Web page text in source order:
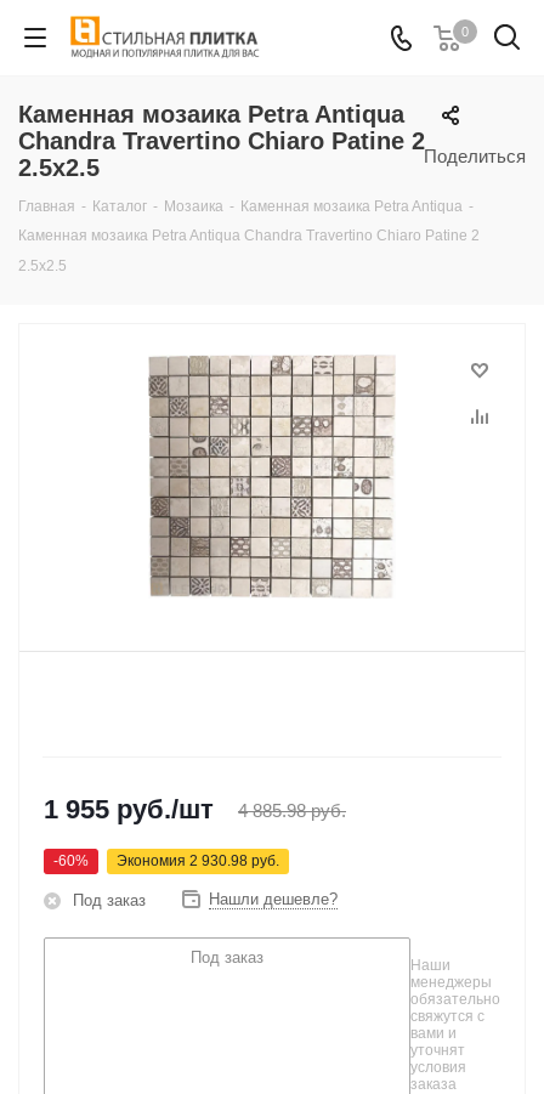
0
Поделиться
Каменная мозаика Petra Antiqua
Chandra Travertino Chiaro Patine 2
2.5x2.5
Главная - Каталог - Мозаика - Каменная мозаика Petra Antiqua -
Каменная мозаика Petra Antiqua Chandra Travertino Chiaro Patine 2
2.5x2.5
1 955 руб./шт 4 885.98руб.
-60% Экономия 2 930.98 руб.
Под заказ Нашли дешевле?
Под заказ
Наши
менеджеры
обязательно
свяжутся с
вами и
уточнят
условия
заказа